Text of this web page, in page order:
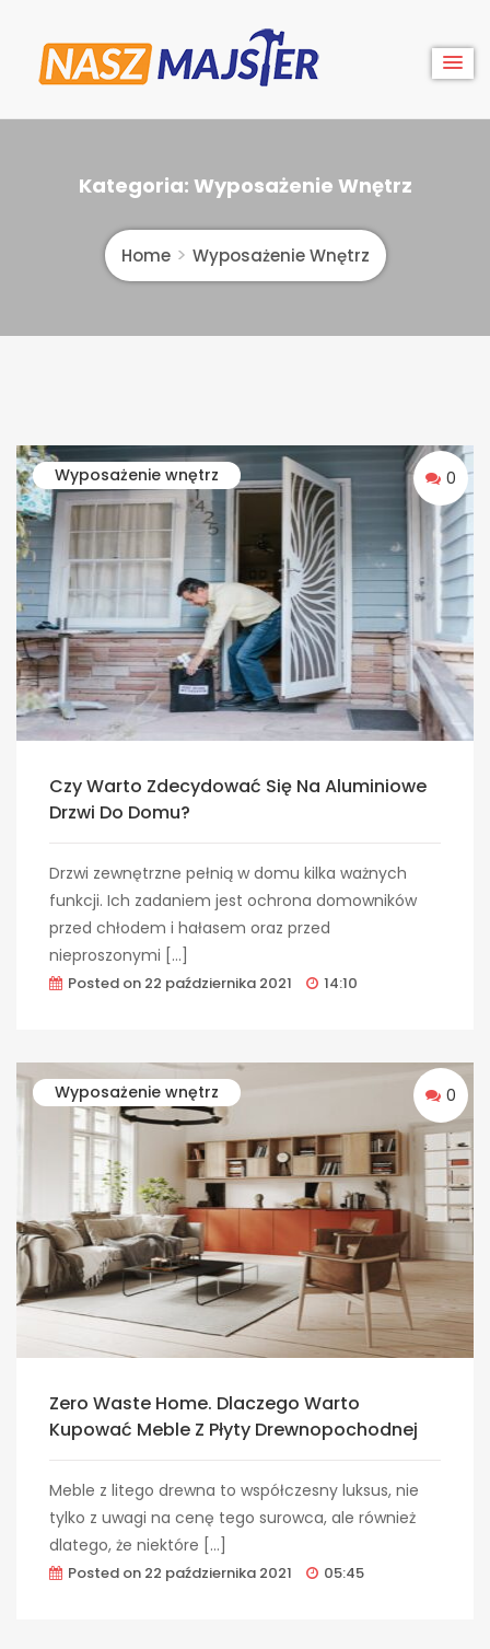
content
Nasz
Majster
Kategoria: Wyposażenie Wnętrz
Home Wyposażenie Wnętrz
Wyposażenie wnętrz 0
Czy Warto Zdecydować Się Na Aluminiowe
Drzwi Do Domu?
Drzwi zewnętrzne pełnią w domu kilka ważnych
funkcji. Ich zadaniem jest ochrona domowników
przed chłodem i hałasem oraz przed
nieproszonymi […]
Posted on 22 października 2021 14:10
Wyposażenie wnętrz 0
Zero Waste Home. Dlaczego Warto
Kupować Meble Z Płyty Drewnopochodnej
Meble z litego drewna to współczesny luksus, nie
tylko z uwagi na cenę tego surowca, ale również
dlatego, że niektóre […]
Posted on 22 października 2021 05:45